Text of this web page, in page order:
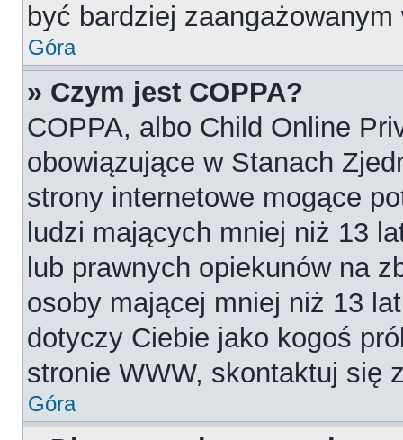
być bardziej
Góra
» Czym jest COPPA?
COPPA, albo Child Online
obowiązujące w Stanach
strony internetowe mogące
ludzi mających mniej niż 13
lub prawnych opiekunów na
osoby mającej mniej niż 13
dotyczy Ciebie jako kogoś
stronie WWW, skontaktuj się
Góra